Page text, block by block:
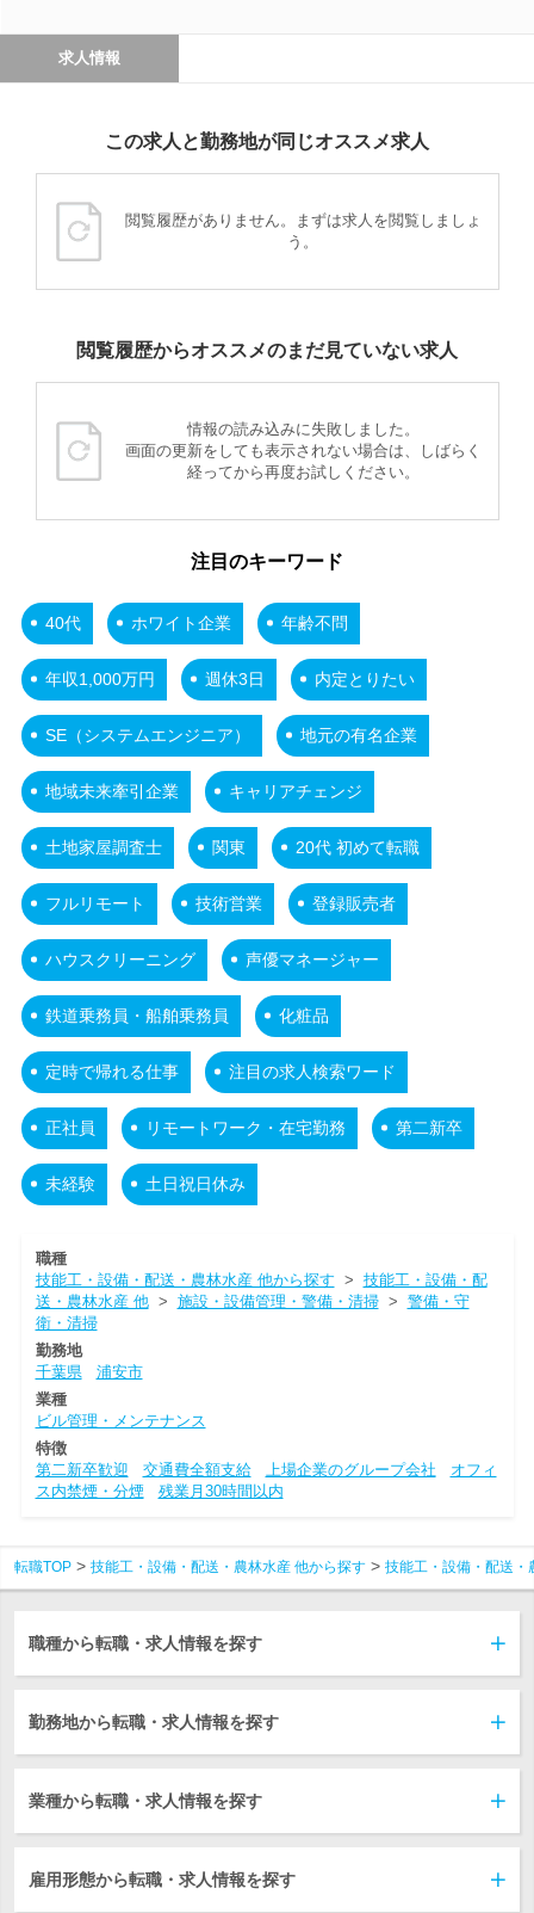
求人情報
この求人と勤務地が同じオススメ求人
閲覧履歴がありません。まずは求人を閲覧しましょ
う。
閲覧履歴からオススメのまだ見ていない求人
情報の読み込みに失敗しました。
画面の更新をしても表示されない場合は、しばらく
経ってから再度お試しください。
注目のキーワード
40代 ホワイト企業 年齢不問
年収1,000万円 週休3日 内定とりたい
SE（システムエンジニア） 地元の有名企業
地域未来牽引企業 キャリアチェンジ
土地家屋調査士 関東 20代 初めて転職
フルリモート 技術営業 登録販売者
ハウスクリーニング 声優マネージャー
鉄道乗務員・船舶乗務員 化粧品
定時で帰れる仕事 注目の求人検索ワード
正社員 リモートワーク・在宅勤務 第二新卒
未経験 土日祝日休み
職種
技能工・設備・配送・農林水産 他から探す > 技能工・設備・配
送・農林水産 他> 施設・設備管理・警備・清掃> 警備・守
衛・清掃
勤務地
千葉県
浦安市
業種
ビル管理・メンテナンス
特徴
第二新卒歓迎
交通費全額支給 上場企業のグループ会社
オフィ
ス内禁煙・分煙
残業月30時間以内
転職TOP 技能工・設備・配送・農林水産 他から探す 技能工・設備・配送・
職種から転職・求人情報を探す
勤務地から転職・求人情報を探す
業種から転職・求人情報を探す
雇用形態から転職・求人情報を探す